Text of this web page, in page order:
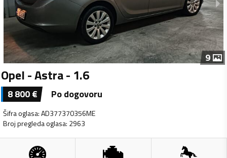
9
Opel - Astra - 1.6
8 800€ Po dogovoru
Šifra oglasa:AD377370356ME
Broj pregleda oglasa: 2963